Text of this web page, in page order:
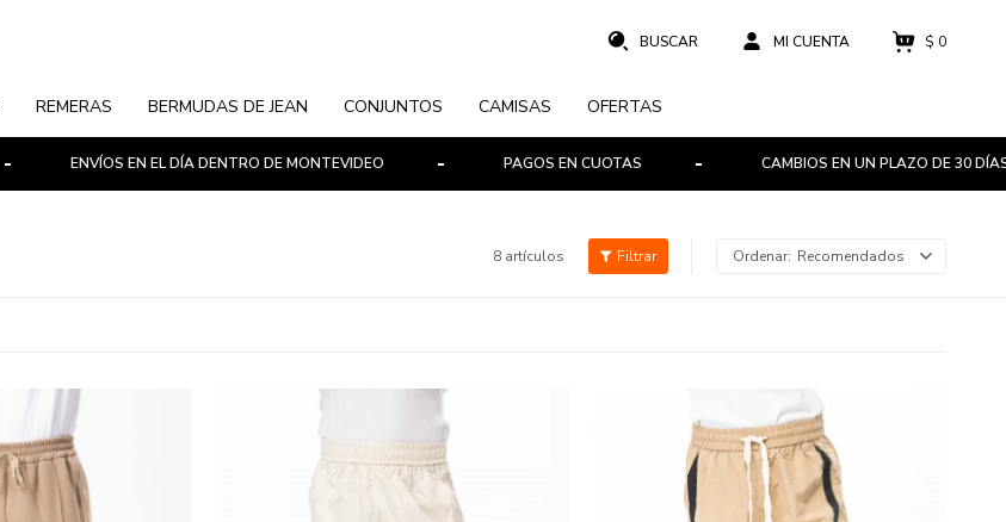
REMERAS BERMUDAS DE JEAN CONJUNTOS CAMISAS OFERTAS
$ 0
ENVÍOS EN EL DÍA DENTRO DE MONTEVIDEO PAGOS EN CUOTAS CAMBIOS EN UN PLAZO DE 30 DÍAS
8 artículos Recomendados